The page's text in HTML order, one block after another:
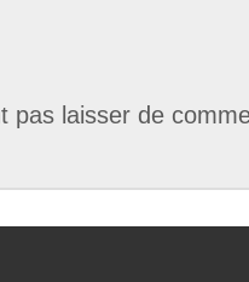
pas laisser de